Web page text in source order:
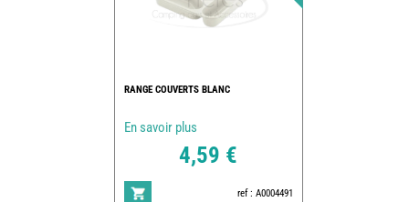
RANGE COUVERTS BLANC
En savoir plus
4,59 €
ref : A0004491